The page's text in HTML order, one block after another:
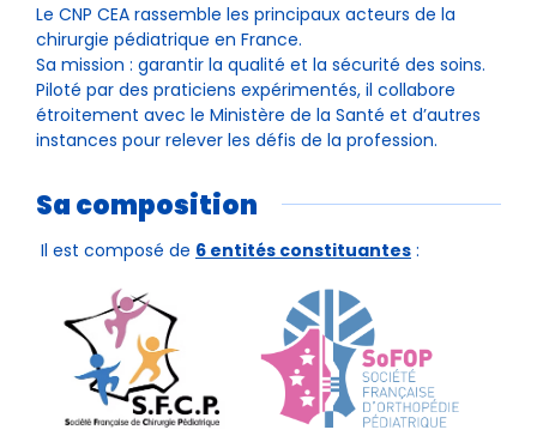
Le CNP CEA rassemble les principaux acteurs de la
chirurgie pédiatrique en France.
Sa mission : garantir la qualité et la sécurité des soins.
Piloté par des praticiens expérimentés, il collabore
étroitement avec le Ministère de la Santé et d’autres
instances pour relever les défis de la profession.
Sa composition
Il est composé de 6 entités constituantes :